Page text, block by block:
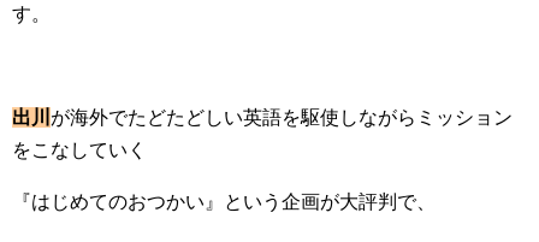
す。
出川 が海外でたどたどしい英語を駆使しながらミッション
をこなしていく
『はじめてのおつかい』という企画が大評判で、